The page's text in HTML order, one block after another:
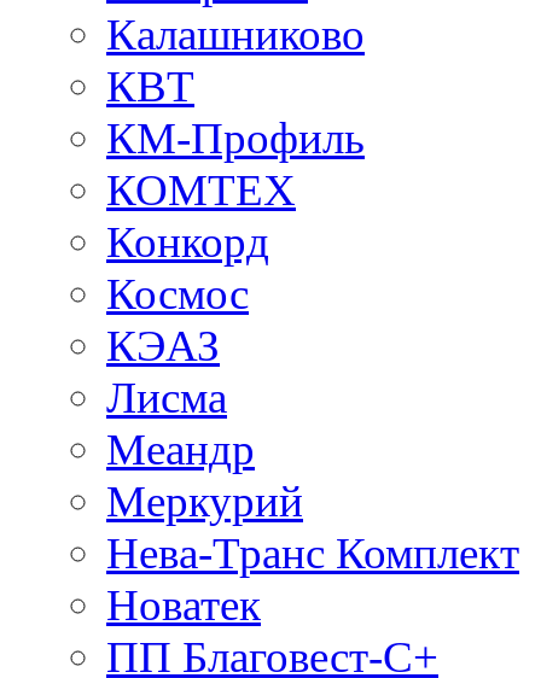
Калашниково
КВТ
КМ-Профиль
КОМТЕХ
Конкорд
Космос
КЭАЗ
Лисма
Меандр
Меркурий
Нева-Транс Комплект
Новатек
ПП Благовест-С+